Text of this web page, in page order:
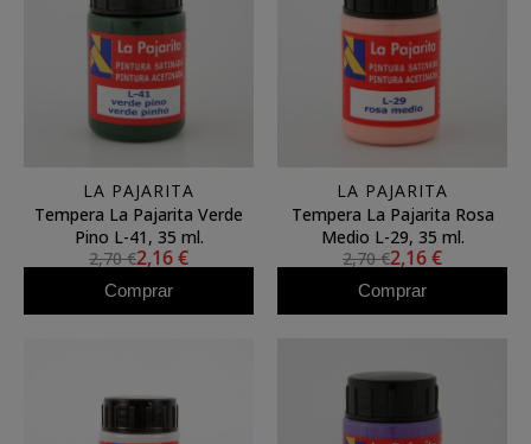
LA PAJARITA
Tempera La Pajarita Verde
Pino L-41, 35 ml.
2,70 €2,16 €
Comprar
LA PAJARITA
Tempera La Pajarita Rosa
Medio L-29, 35 ml.
2,70 €2,16 €
Comprar